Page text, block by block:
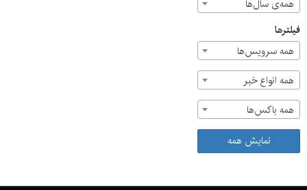
همه‌ی سال‌ها
فیلترها
همه سرویس‌ها
همه انواع خبر
همه باکس‌ها
نمایش همه